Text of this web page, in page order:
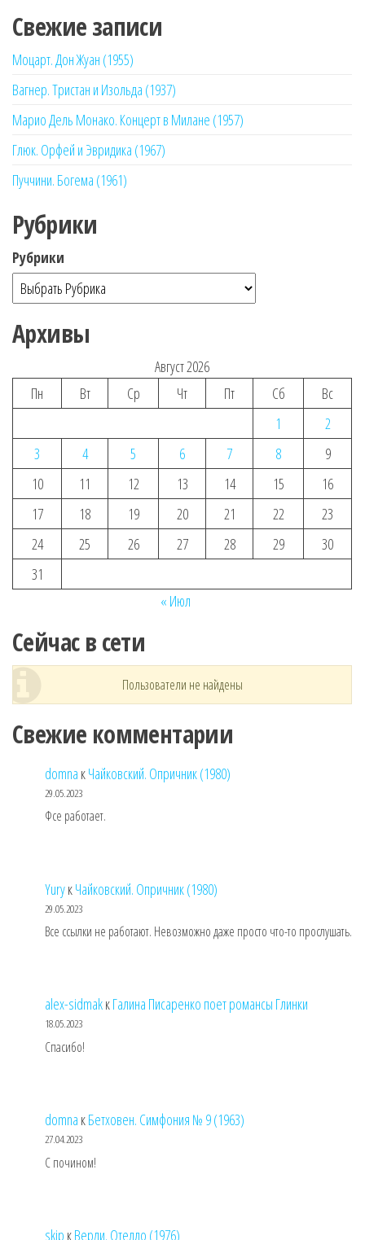
Свежие записи
Моцарт. Дон Жуан (1955)
Вагнер. Тристан и Изольда (1937)
Марио Дель Монако. Концерт в Милане (1957)
Глюк. Орфей и Эвридика (1967)
Пуччини. Богема (1961)
Рубрики
Рубрики
Архивы
Август 2026
Пн
Вт Ср Чт Пт Сб
Вс
1
2
3
4 5 6 7 8
9
10
11 12 13 14 15
16
17
18 19 20 21 22
23
24
25 26 27 28 29
30
31
« Июл
Сейчас в сети
Пользователи не найдены
Свежие комментарии
domna кЧайковский. Опричник (1980)
29.05.2023
Фсе работает.
YuryкЧайковский. Опричник (1980)
29.05.2023
Все ссылки не работают. Невозможно даже просто что-то прослушать.
alex-sidmakкГалина Писаренко поет романсы Глинки
18.05.2023
Спасибо!
domna кБетховен. Симфония № 9 (1963)
27.04.2023
С почином!
skip кВерди. Отелло (1976)